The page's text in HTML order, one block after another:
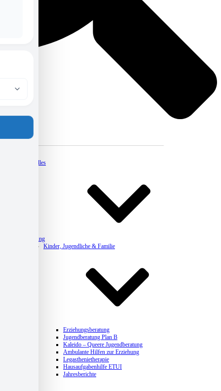
Aktuelles
Beratung
Kinder, Jugendliche & Familie
Erziehungsberatung
Jugendberatung Plan B
Kaleido – Queere Jugendberatung
Ambulante Hilfen zur Erziehung
Legasthenietherapie
Hausaufgabenhilfe ETUI
Jahresberichte